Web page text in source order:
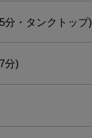
分・タンクトップ)
分)